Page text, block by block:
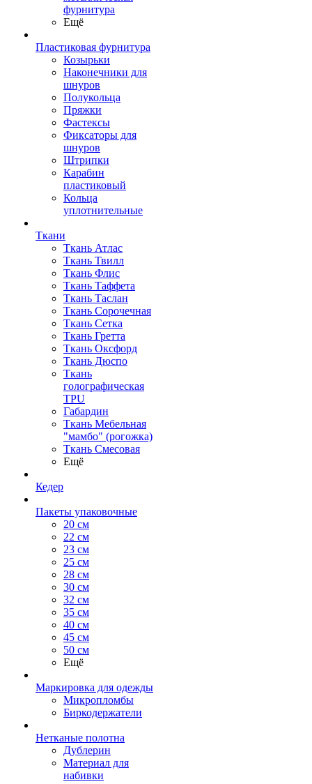
фурнитура
Ещё
Пластиковая фурнитура
Козырьки
Наконечники для
шнуров
Полукольца
Пряжки
Фастексы
Фиксаторы для
шнуров
Штрипки
Карабин
пластиковый
Кольца
уплотнительные
Ткани
Ткань Атлас
Ткань Твилл
Ткань Флис
Ткань Таффета
Ткань Таслан
Ткань Сорочечная
Ткань Сетка
Ткань Гретта
Ткань Оксфорд
Ткань Дюспо
Ткань
голографическая
TPU
Габардин
Ткань Мебельная
"мамбо" (рогожка)
Ткань Смесовая
Ещё
Кедер
Пакеты упаковочные
20 см
22 см
23 см
25 см
28 см
30 см
32 см
35 см
40 см
45 см
50 см
Ещё
Маркировка для одежды
Микропломбы
Биркодержатели
Нетканые полотна
Дублерин
Материал для
набивки